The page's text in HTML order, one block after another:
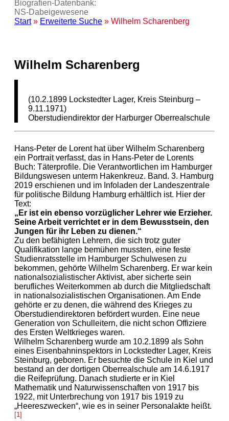
Biografien-Datenbank:
NS‑Dabeigewesene
Start» Erweiterte Suche » Wilhelm Scharenberg
Wilhelm Scharenberg
(10.2.1899 Lockstedter Lager, Kreis Steinburg –
9.11.1971)
Oberstudiendirektor der Harburger Oberrealschule
Hans-Peter de Lorent hat über Wilhelm Scharenberg
ein Portrait verfasst, das in Hans-Peter de Lorents
Buch: Täterprofile. Die Verantwortlichen im Hamburger
Bildungswesen unterm Hakenkreuz. Band. 3. Hamburg
2019 erschienen und im Infoladen der Landeszentrale
für politische Bildung Hamburg erhältlich ist. Hier der
Text:
„Er ist ein ebenso vorzüglicher Lehrer wie Erzieher.
Seine Arbeit verrichtet er in dem Bewusstsein, den
Jungen für ihr Leben zu dienen.“
Zu den befähigten Lehrern, die sich trotz guter
Qualifikation lange bemühen mussten, eine feste
Studienratsstelle im Hamburger Schulwesen zu
bekommen, gehörte Wilhelm Scharenberg. Er war kein
nationalsozialistischer Aktivist, aber sicherte sein
berufliches Weiterkommen ab durch die Mitgliedschaft
in nationalsozialistischen Organisationen. Am Ende
gehörte er zu denen, die während des Krieges zu
Oberstudiendirektoren befördert wurden. Eine neue
Generation von Schulleitern, die nicht schon Offiziere
des Ersten Weltkrieges waren.
Wilhelm Scharenberg wurde am 10.2.1899 als Sohn
eines Eisenbahninspektors in Lockstedter Lager, Kreis
Steinburg, geboren. Er besuchte die Schule in Kiel und
bestand an der dortigen Oberrealschule am 14.6.1917
die Reifeprüfung. Danach studierte er in Kiel
Mathematik und Naturwissenschaften von 1917 bis
1922, mit Unterbrechung von 1917 bis 1919 zu
„Heereszwecken“, wie es in seiner Personalakte heißt.
[1]